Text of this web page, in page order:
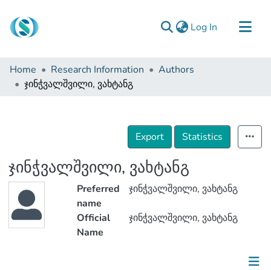
Log In (current)
Communities & Collections
Browse
Home Research Information
Authors
ჯინჭვალშვილი, ვახტანგ
Export Statistics
ჯინჭვალშვილი, ვახტანგ
Preferred
name
ჯინჭვალშვილი, ვახტანგ
Official
Name
ჯინჭვალშვილი, ვახტანგ